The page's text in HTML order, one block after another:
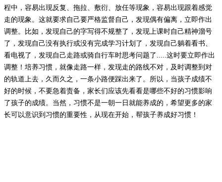
程中，容易出现反复、拖拉、敷衍、放任等现象，容易出现跟着感觉
走的现象。这就要求自己要严格监督自己，发现偶有偏离，立即作出
调整。比如，发现自己的字写得不规整了，发现上课时自己精神溜号
了，发现自己没有执行或没有完成学习计划了，发现自己躺着看书、
看电视了，发现自己走路或骑自行车时思考问题了.....这时要立即作出
调整！培养习惯，就像走路一样，发现走的路线不对，及时调整到对
的轨道上去，久而久之，一条小路便踩出来了。所以，当孩子成绩不
好的时候，不要急着责备，家长们应该先看看是哪些不好的习惯影响
了孩子的成绩。当然，习惯不是一朝一日就能养成的，希望更多的家
长可以意识到习惯的重要性，从现在开始，帮孩子养成好习惯！